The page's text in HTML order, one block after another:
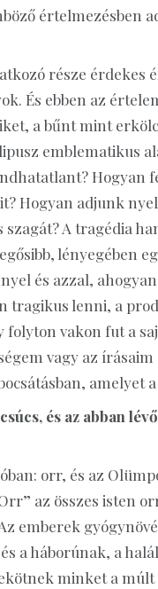
értelmezésben
része
És ebben az
a bűnt mint
emblematikus
Hogyan
Hogyan adjunk
A tragédia
lényegében
és azzal,
tragikus lenni, a
folyton vakon fut a
vagy az
amelyet
és az abban
orr, és az
az összes isten
emberek
a háborúnak, a
minket a